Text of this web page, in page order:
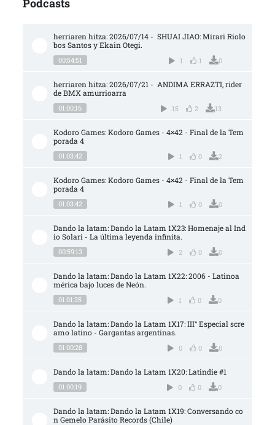
Podcasts
herriaren hitza: 2026/07/14 -  SHUAI JIAO: Mirari Riolo
bos Santos y Ekain Otegi.
00:54:51 1 1 0
herriaren hitza: 2026/07/21 -  ANDIMA ERRAZTI, rider
de BMX amurrioarra
01:00:16 15 2 13
Kodoro Games: Kodoro Games - 4×42 - Final de la Tem
porada 4
01:03:42 1 0 2
Kodoro Games: Kodoro Games - 4×42 - Final de la Tem
porada 4
01:03:42 1 0 0
Dando la latam: Dando la Latam 1X23: Homenaje al Ind
io Solari - La última leyenda infinita.
00:59:13 2 0 0
Dando la latam: Dando la Latam 1X22: 2006 - Latinoa
mérica bajo luces de Neón.
01:01:35 1 0 0
Dando la latam: Dando la Latam 1X17: III° Especial scre
amo latino - Gargantas argentinas.
01:00:28 0 0 0
Dando la latam: Dando la Latam 1X20: Latindie #1
01:00:19 0 0 0
Dando la latam: Dando la Latam 1X19: Conversando co
n Gemelo Parásito Records (Chile)